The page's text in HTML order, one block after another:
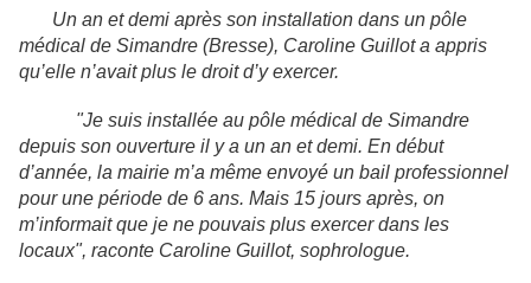
Un an et demi après son installation dans un pôle
médical de Simandre (Bresse), Caroline Guillot a appris
qu’elle n’avait plus le droit d’y exercer.
"Je suis installée au pôle médical de Simandre
depuis son ouverture il y a un an et demi. En début
d’année, la mairie m’a même envoyé un bail professionnel
pour une période de 6 ans. Mais 15 jours après, on
m’informait que je ne pouvais plus exercer dans les
locaux", raconte Caroline Guillot, sophrologue.